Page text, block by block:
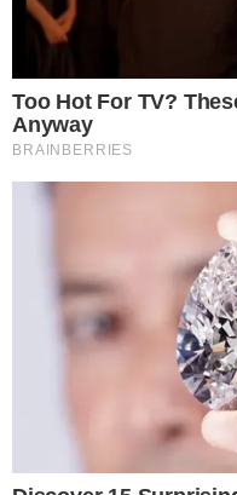
VEJA